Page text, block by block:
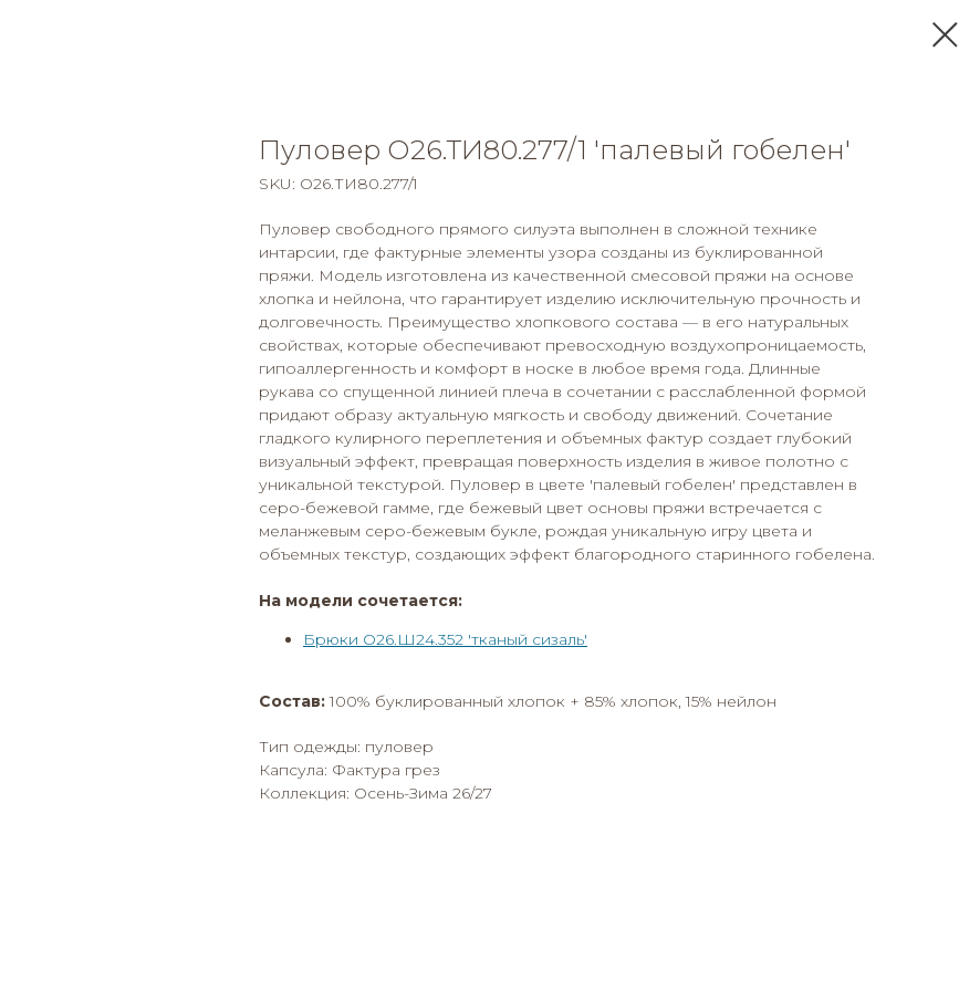
Пуловер О26.ТИ80.277/1 'палевый гобелен'
SKU: О26.ТИ80.277/1
Пуловер свободного прямого силуэта выполнен в сложной технике
интарсии, где фактурные элементы узора созданы из буклированной
пряжи. Модель изготовлена из качественной смесовой пряжи на основе
хлопка и нейлона, что гарантирует изделию исключительную прочность и
долговечность. Преимущество хлопкового состава — в его натуральных
свойствах, которые обеспечивают превосходную воздухопроницаемость,
гипоаллергенность и комфорт в носке в любое время года. Длинные
рукава со спущенной линией плеча в сочетании с расслабленной формой
придают образу актуальную мягкость и свободу движений. Сочетание
гладкого кулирного переплетения и объемных фактур создает глубокий
визуальный эффект, превращая поверхность изделия в живое полотно с
уникальной текстурой. Пуловер в цвете 'палевый гобелен' представлен в
серо-бежевой гамме, где бежевый цвет основы пряжи встречается с
меланжевым серо-бежевым букле, рождая уникальную игру цвета и
объемных текстур, создающих эффект благородного старинного гобелена.
На модели сочетается:
Брюки О26.Ш24.352 'тканый сизаль'
Состав:100% буклированный хлопок + 85% хлопок, 15% нейлон
Тип одежды: пуловер
Капсула: Фактура грез
Коллекция: Осень-Зима 26/27